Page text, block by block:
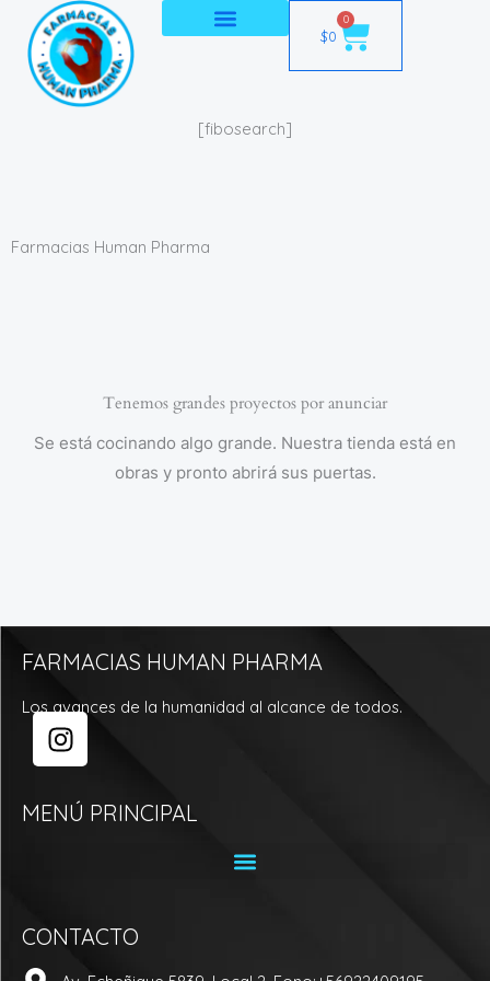
contenido
$0
0
Cart
[fibosearch]
Farmacias Human Pharma
Tenemos grandes proyectos por anunciar
Se está cocinando algo grande. Nuestra tienda está en
obras y pronto abrirá sus puertas.
FARMACIAS HUMAN PHARMA
Los avances de la humanidad al alcance de todos.
I
n
t
m
MENÚ PRINCIPAL
CONTACTO